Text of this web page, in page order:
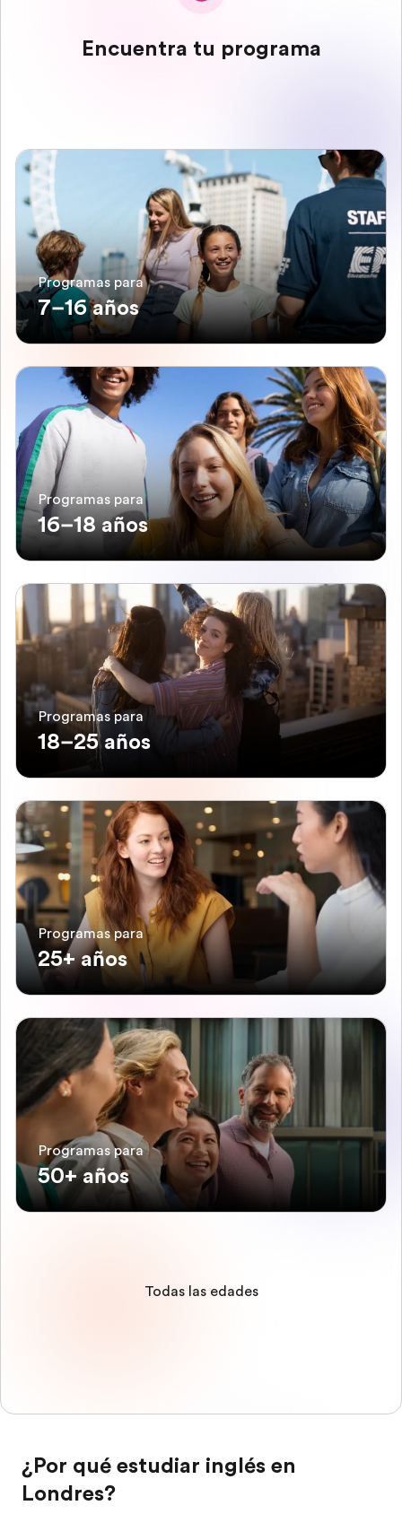
Encuentra tu programa
Programas para
7–16 años
Programas para
16–18 años
Programas para
18–25 años
Programas para
25+ años
Programas para
50+ años
Todas las edades
¿Por qué estudiar inglés en
Londres?